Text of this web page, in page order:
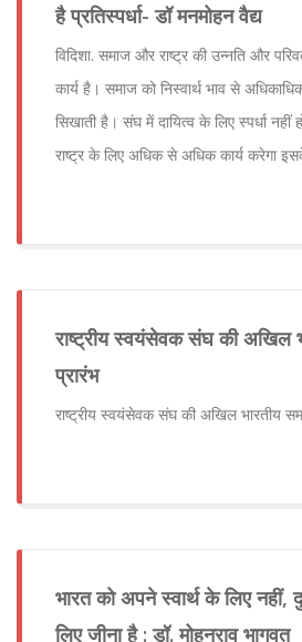
है प्रतिस्पर्धा- डॉ मनमोहन वैद्य
विदिशा. समाज और राष्ट्र की उन्नति और
कार्य है। समाज को निस्वार्थ भाव से
सिखाती है। संघ में दायित्व के लिए स्पर्धा नहीं
राष्ट्र के लिए अधिक से अधिक कार्य करेगा
राष्ट्रीय स्वयंसेवक संघ की अखिल
प्रारंभ
राष्ट्रीय स्वयंसेवक संघ की अखिल भारतीय
भारत को अपने स्वार्थ के लिए नहीं,
लिए जीना है : डॉ. मोहनराव भागवत